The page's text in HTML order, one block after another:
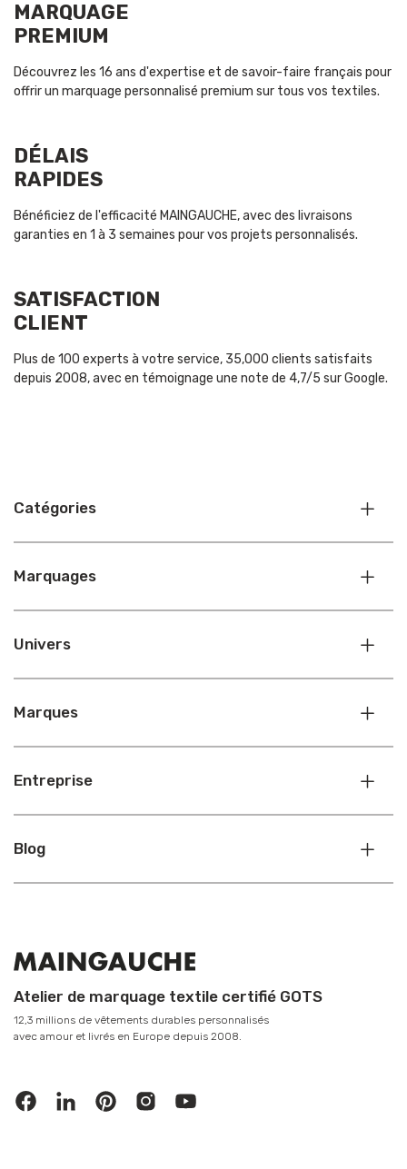
MARQUAGE
PREMIUM
Découvrez les 16 ans d'expertise et de savoir-faire français pour
offrir un marquage personnalisé premium sur tous vos textiles.
DÉLAIS
RAPIDES
Bénéficiez de l'efficacité MAINGAUCHE, avec des livraisons
garanties en 1 à 3 semaines pour vos projets personnalisés.
SATISFACTION
CLIENT
Plus de 100 experts à votre service, 35,000 clients satisfaits
depuis 2008, avec en témoignage une note de 4,7/5 sur Google.
Catégories
Marquages
Univers
Marques
Entreprise
Blog
Atelier de marquage textile certifié GOTS
12,3 millions de vêtements durables personnalisés
avec amour et livrés en Europe depuis 2008.